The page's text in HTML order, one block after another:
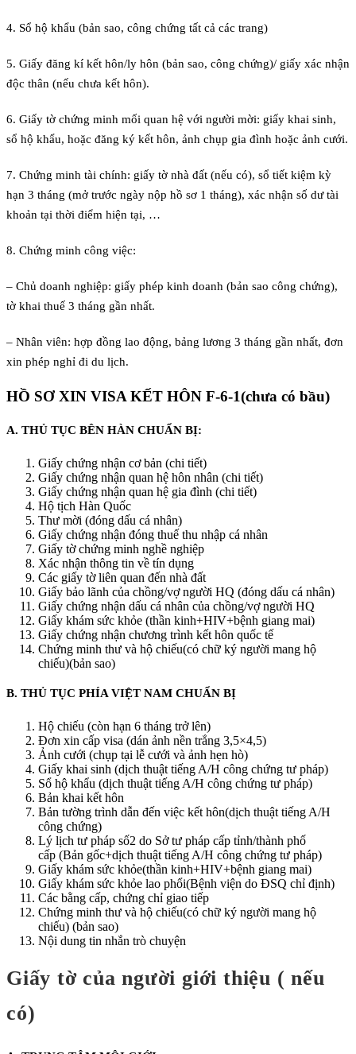
4. Sổ hộ khẩu (bản sao, công chứng tất cả các trang)
5. Giấy đăng kí kết hôn/ly hôn (bản sao, công chứng)/ giấy xác nhận
độc thân (nếu chưa kết hôn).
6. Giấy tờ chứng minh mối quan hệ với người mời: giấy khai sinh,
sổ hộ khẩu, hoặc đăng ký kết hôn, ảnh chụp gia đình hoặc ảnh cưới.
7. Chứng minh tài chính: giấy tờ nhà đất (nếu có), sổ tiết kiệm kỳ
hạn 3 tháng (mở trước ngày nộp hồ sơ 1 tháng), xác nhận số dư tài
khoản tại thời điểm hiện tại, …
8. Chứng minh công việc:
– Chủ doanh nghiệp: giấy phép kinh doanh (bản sao công chứng),
tờ khai thuế 3 tháng gần nhất.
– Nhân viên: hợp đồng lao động, bảng lương 3 tháng gần nhất, đơn
xin phép nghỉ đi du lịch.
HỒ SƠ XIN VISA KẾT HÔN F-6-1(chưa có bầu)
A. THỦ TỤC BÊN HÀN CHUẨN BỊ:
Giấy chứng nhận cơ bản (chi tiết)
Giấy chứng nhận quan hệ hôn nhân (chi tiết)
Giấy chứng nhận quan hệ gia đình (chi tiết)
Hộ tịch Hàn Quốc
Thư mời (đóng dấu cá nhân)
Giấy chứng nhận đóng thuế thu nhập cá nhân
Giấy tờ chứng minh nghề nghiệp
Xác nhận thông tin về tín dụng
Các giấy tờ liên quan đến nhà đất
Giấy bảo lãnh của chồng/vợ người HQ (đóng dấu cá nhân)
Giấy chứng nhận dấu cá nhân của chồng/vợ người HQ
Giấy khám sức khỏe (thần kinh+HIV+bệnh giang mai)
Giấy chứng nhận chương trình kết hôn quốc tế
Chứng minh thư và hộ chiếu(có chữ ký người mang hộ
chiếu)(bản sao)
B. THỦ TỤC PHÍA VIỆT NAM CHUẨN BỊ
Hộ chiếu (còn hạn 6 tháng trở lên)
Đơn xin cấp visa (dán ảnh nền trắng 3,5×4,5)
Ảnh cưới (chụp tại lễ cưới và ảnh hẹn hò)
Giấy khai sinh (dịch thuật tiếng A/H công chứng tư pháp)
Sổ hộ khẩu (dịch thuật tiếng A/H công chứng tư pháp)
Bản khai kết hôn
Bản tường trình dẫn đến việc kết hôn(dịch thuật tiếng A/H
công chứng)
Lý lịch tư pháp số2 do Sở tư pháp cấp tỉnh/thành phố
cấp (Bản gốc+dịch thuật tiếng A/H công chứng tư pháp)
Giấy khám sức khỏe(thần kinh+HIV+bệnh giang mai)
Giấy khám sức khỏe lao phổi(Bệnh viện do ĐSQ chỉ định)
Các bằng cấp, chứng chỉ giao tiếp
Chứng minh thư và hộ chiếu(có chữ ký người mang hộ
chiếu) (bản sao)
Nội dung tin nhắn trò chuyện
Giấy tờ của người giới thiệu ( nếu
có)